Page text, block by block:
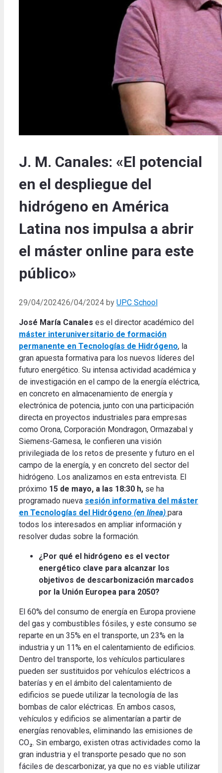
J. M. Canales: «El potencial
en el despliegue del
hidrógeno en América
Latina nos impulsa a abrir
el máster online para este
público»
29/04/202426/04/2024 by UPC School
José María Canales es el director académico del
máster interuniversitario de formación
permanente en Tecnologías de Hidrógeno, la
gran apuesta formativa para los nuevos líderes del
futuro energético. Su intensa actividad académica y
de investigación en el campo de la energía eléctrica,
en concreto en almacenamiento de energía y
electrónica de potencia, junto con una participación
directa en proyectos industriales para empresas
como Orona, Corporación Mondragon, Ormazabal y
Siemens-Gamesa, le confieren una visión
privilegiada de los retos de presente y futuro en el
campo de la energía, y en concreto del sector del
hidrógeno. Los analizamos en esta entrevista. El
próximo 15 de mayo, a las 18:30 h, se ha
programado nueva sesión informativa del máster
en Tecnologías del Hidrógeno (en línea) para
todos los interesados en ampliar información y
resolver dudas sobre la formación.
¿Por qué el hidrógeno es el vector
energético clave para alcanzar los
objetivos de descarbonización marcados
por la Unión Europea para 2050?
El 60% del consumo de energía en Europa proviene
del gas y combustibles fósiles, y este consumo se
reparte en un 35% en el transporte, un 23% en la
industria y un 11% en el calentamiento de edificios.
Dentro del transporte, los vehículos particulares
pueden ser sustituidos por vehículos eléctricos a
baterías y en el ámbito del calentamiento de
edificios se puede utilizar la tecnología de las
bombas de calor eléctricas. En ambos casos,
vehículos y edificios se alimentarían a partir de
energías renovables, eliminando las emisiones de
CO₂. Sin embargo, existen otras actividades como la
gran industria y el transporte pesado que no son
fáciles de descarbonizar, ya que no es viable utilizar